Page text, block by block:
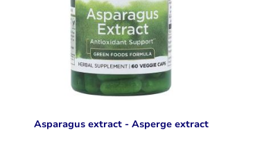
Asparagus extract - Asperge extract